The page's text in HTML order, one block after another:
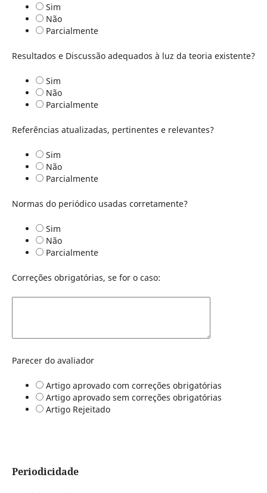
Sim
Não
Parcialmente
Resultados e Discussão adequados à luz da teoria existente?
Sim
Não
Parcialmente
Referências atualizadas, pertinentes e relevantes?
Sim
Não
Parcialmente
Normas do periódico usadas corretamente?
Sim
Não
Parcialmente
Correções obrigatórias, se for o caso:
Parecer do avaliador
Artigo aprovado com correções obrigatórias
Artigo aprovado sem correções obrigatórias
Artigo Rejeitado
Periodicidade